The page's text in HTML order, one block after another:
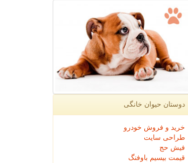
دوستان حیوان خانگی
خرید و فروش خودرو
طراحی سایت
فیش حج
قیمت بیسیم باوفنگ